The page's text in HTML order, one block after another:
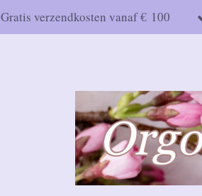
Gratis verzendkosten vanaf € 100